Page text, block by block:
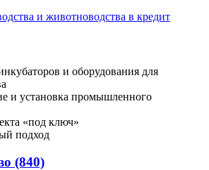
и оборудования для
и установка промышленного
«под ключ»
подход
(840)